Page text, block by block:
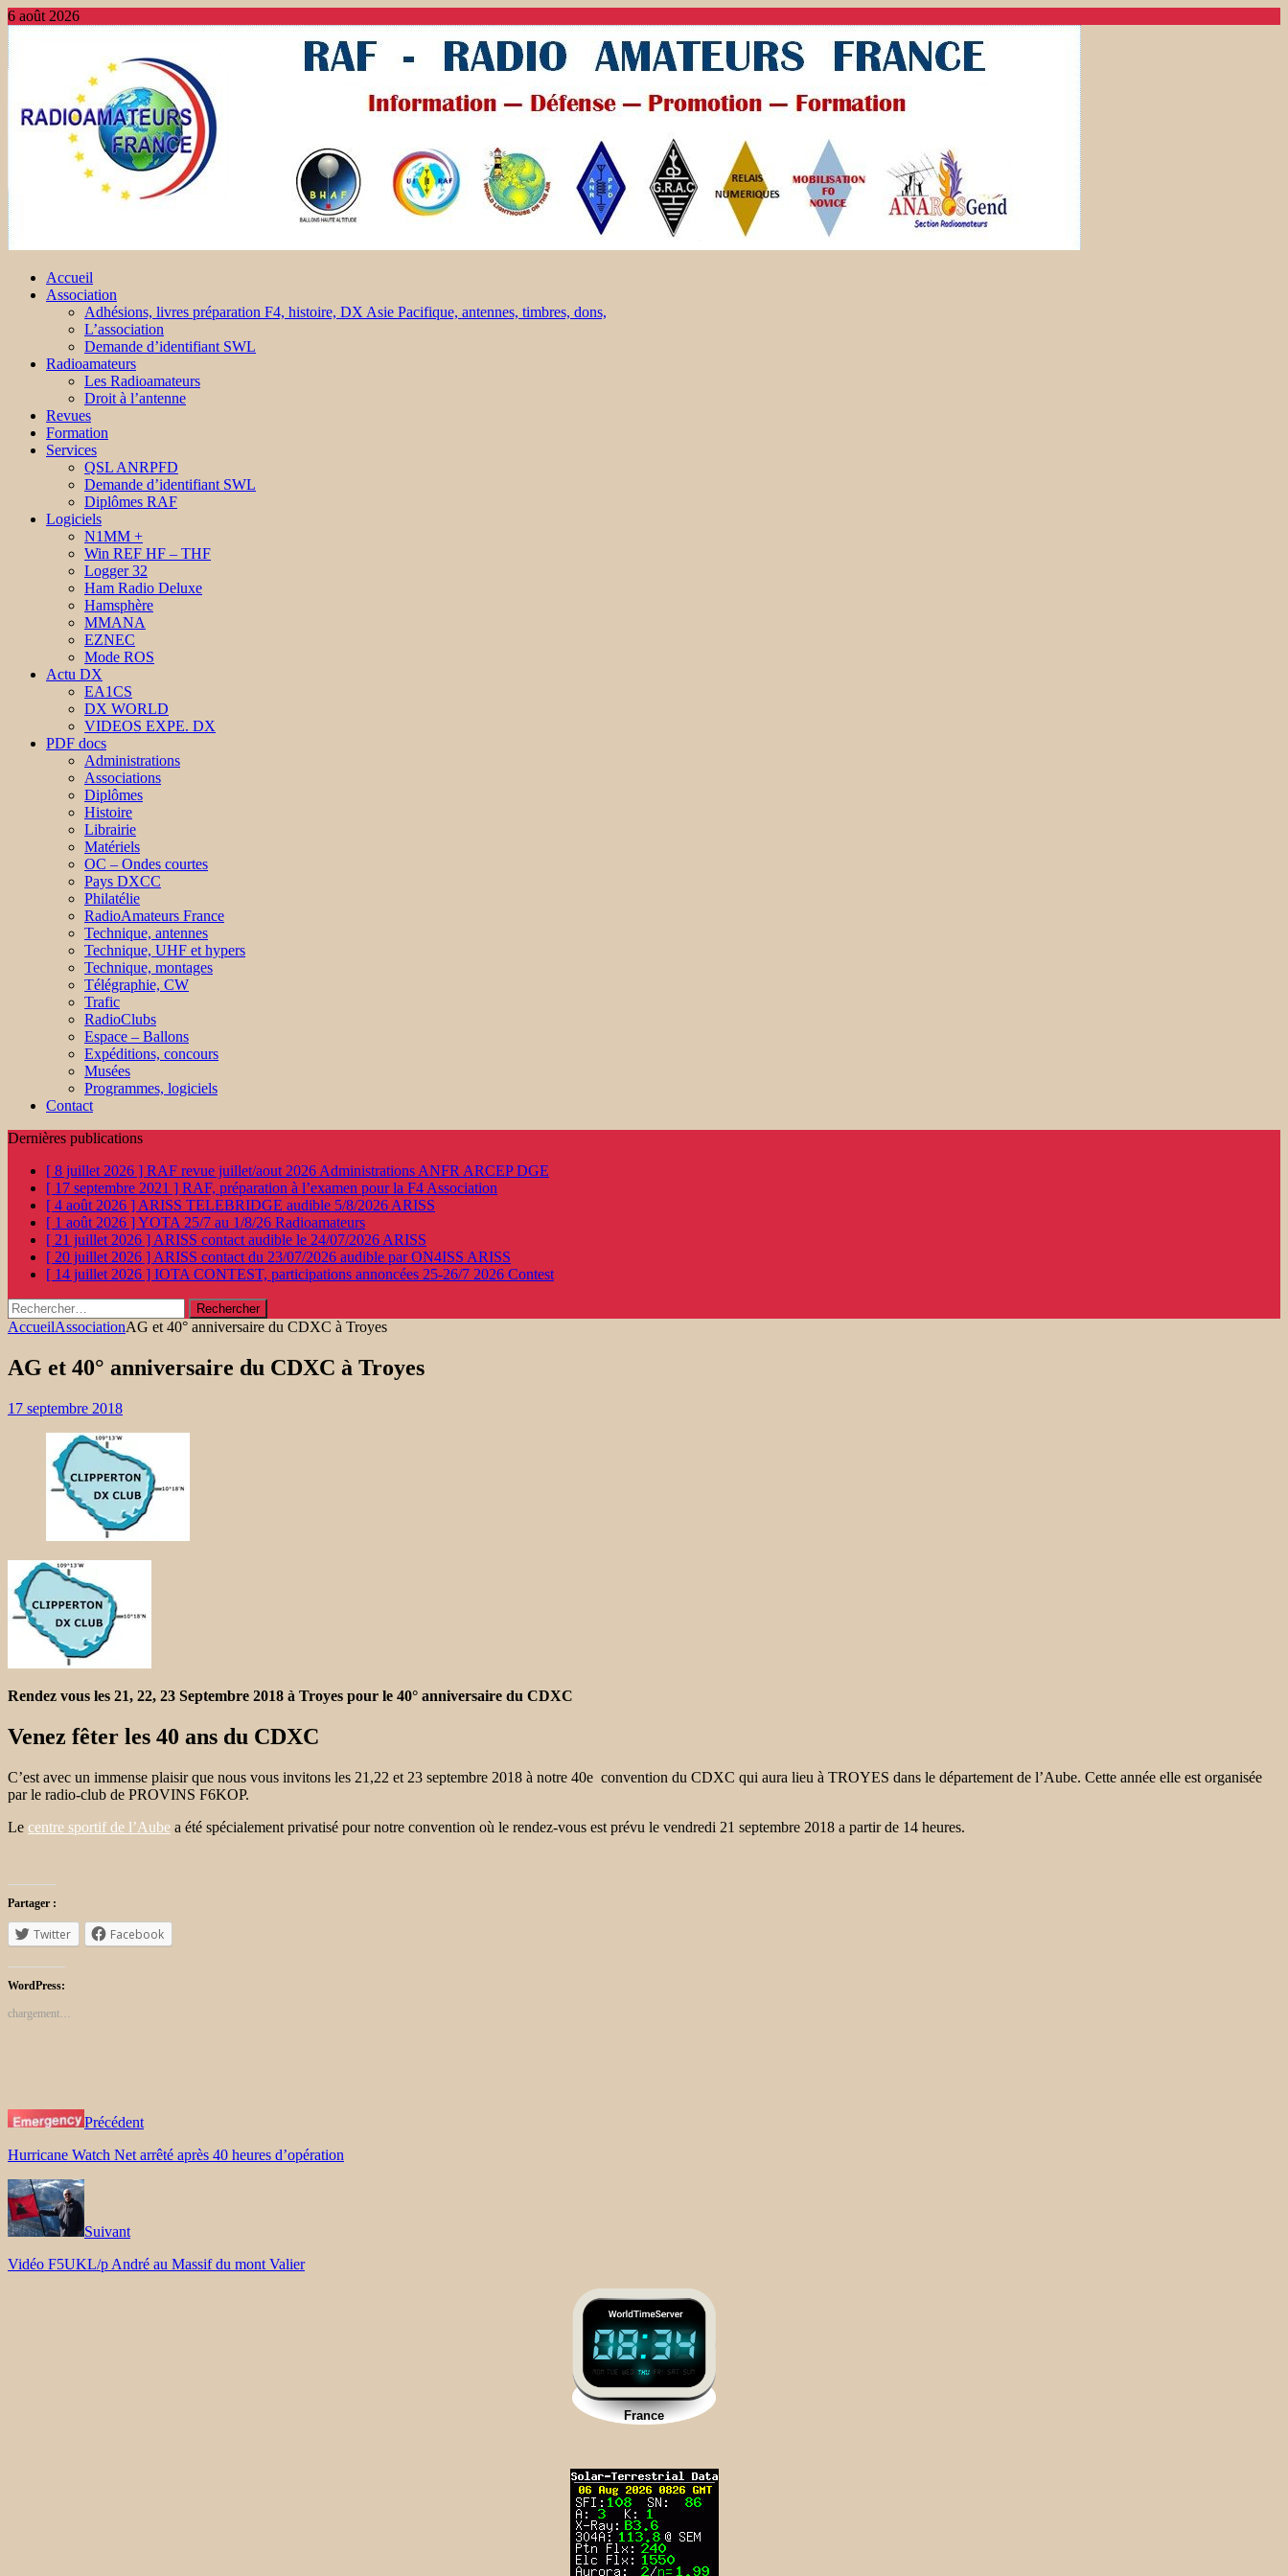
6 août 2026
Accueil
Association
Adhésions, livres préparation F4, histoire, DX Asie Pacifique, antennes, timbres, dons,
L’association
Demande d’identifiant SWL
Radioamateurs
Les Radioamateurs
Droit à l’antenne
Revues
Formation
Services
QSL ANRPFD
Demande d’identifiant SWL
Diplômes RAF
Logiciels
N1MM +
Win REF HF – THF
Logger 32
Ham Radio Deluxe
Hamsphère
MMANA
EZNEC
Mode ROS
Actu DX
EA1CS
DX WORLD
VIDEOS EXPE. DX
PDF docs
Administrations
Associations
Diplômes
Histoire
Librairie
Matériels
OC – Ondes courtes
Pays DXCC
Philatélie
RadioAmateurs France
Technique, antennes
Technique, UHF et hypers
Technique, montages
Télégraphie, CW
Trafic
RadioClubs
Espace – Ballons
Expéditions, concours
Musées
Programmes, logiciels
Contact
Dernières publications
[ 8 juillet 2026 ] RAF revue juillet/aout 2026 Administrations ANFR ARCEP DGE
[ 17 septembre 2021 ] RAF, préparation à l’examen pour la F4 Association
[ 4 août 2026 ] ARISS TELEBRIDGE audible 5/8/2026 ARISS
[ 1 août 2026 ]YOTA 25/7 au 1/8/26 Radioamateurs
[ 21 juillet 2026 ] ARISS contact audible le 24/07/2026 ARISS
[ 20 juillet 2026 ] ARISS contact du 23/07/2026 audible par ON4ISS ARISS
[ 14 juillet 2026 ] IOTA CONTEST, participations annoncées 25-26/7 2026 Contest
Rechercher :
AccueilAssociationAG et 40° anniversaire du CDXC à Troyes
AG et 40° anniversaire du CDXC à Troyes
17 septembre 2018
Rendez vous les 21, 22, 23 Septembre 2018 à Troyes pour le 40° anniversaire du CDXC
Venez fêter les 40 ans du CDXC
C’est avec un immense plaisir que nous vous invitons les 21,22 et 23 septembre 2018 à notre 40e convention du CDXC qui aura lieu à TROYES dans le département de l’Aube. Cette année elle est organisée
par le radio-club de PROVINS F6KOP.
Le centre sportif de l’Aube a été spécialement privatisé pour notre convention où le rendez-vous est prévu le vendredi 21 septembre 2018 a partir de 14 heures.
Partager :
Twitter Facebook
WordPress:
chargement…
Précédent
Hurricane Watch Net arrêté après 40 heures d’opération
Suivant
Vidéo F5UKL/p André au Massif du mont Valier